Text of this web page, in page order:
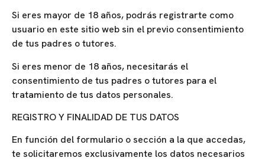
Si eres mayor de 18 años, podrás registrarte como
usuario en este sitio web sin el previo consentimiento
de tus padres o tutores.
Si eres menor de 18 años, necesitarás el
consentimiento de tus padres o tutores para el
tratamiento de tus datos personales.
REGISTRO Y FINALIDAD DE TUS DATOS
En función del formulario o sección a la que accedas,
te solicitaremos exclusivamente los datos necesarios